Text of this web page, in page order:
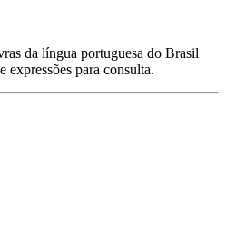
da língua portuguesa do Brasil
expressões para consulta.